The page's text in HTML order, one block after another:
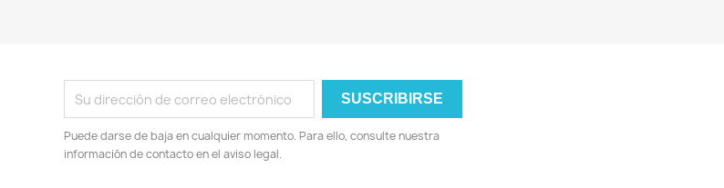
Puede darse de baja en cualquier momento. Para ello, consulte nuestra
información de contacto en el aviso legal.